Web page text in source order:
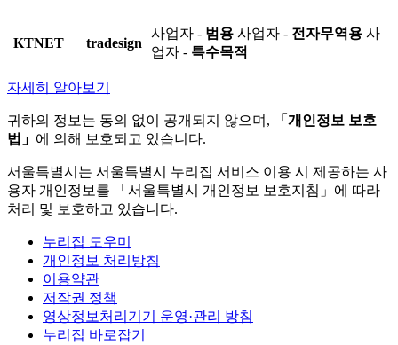
KTNET tradesign
사업자 - 범용 사업자 - 전자무역용 사
업자 - 특수목적
자세히 알아보기
귀하의 정보는 동의 없이 공개되지 않으며,
「개인정보 보호
법」 에 의해 보호되고 있습니다.
서울특별시는 서울특별시 누리집 서비스 이용 시 제공하는 사
용자 개인정보를 「서울특별시 개인정보 보호지침」에 따라
처리 및 보호하고 있습니다.
누리집 도우미
개인정보 처리방침
이용약관
저작권 정책
영상정보처리기기 운영·관리 방침
누리집 바로잡기